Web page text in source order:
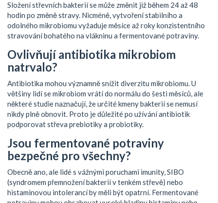
Složení střevních bakterií se může změnit již během 24 až 48
hodin po změně stravy. Nicméně, vytvoření stabilního a
odolného mikrobiomu vyžaduje měsíce až roky konzistentního
stravování bohatého na vlákninu a fermentované potraviny.
Ovlivňují antibiotika mikrobiom
natrvalo?
Antibiotika mohou významně snížit diverzitu mikrobiomu. U
většiny lidí se mikrobiom vrátí do normálu do šesti měsíců, ale
některé studie naznačují, že určité kmeny bakterií se nemusí
nikdy plně obnovit. Proto je důležité po užívání antibiotik
podporovat střeva prebiotiky a probiotiky.
Jsou fermentované potraviny
bezpečné pro všechny?
Obecně ano, ale lidé s vážnými poruchami imunity, SIBO
(syndromem přemnožení bakterií v tenkém střevě) nebo
histaminovou intolerancí by měli být opatrní. Fermentované